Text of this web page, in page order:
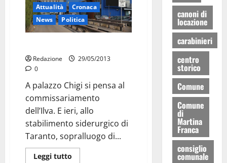
Attualità
Cronaca
News
Politica
Redazione
29/05/2013
0
A palazzo Chigi si pensa al
commissariamento
dell’Ilva. E ieri, allo
stabilimento siderurgico di
Taranto, sopralluogo di...
Leggi tutto
canoni di
locazione
carabinieri
centro
storico
Comune
Comune
di
Martina
Franca
consiglio
comunale